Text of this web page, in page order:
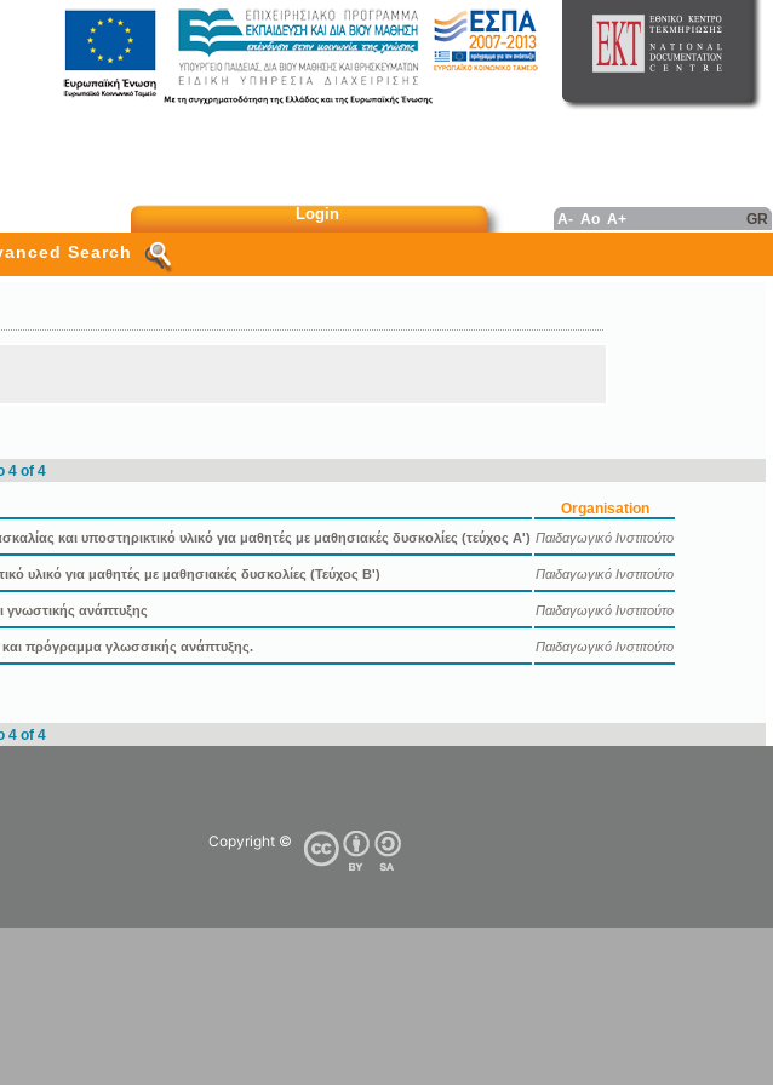
Login A- Ao A+ GR
Search
4 of 4
Organisation
και υποστηρικτικό υλικό για μαθητές με μαθησιακές δυσκολίες (τεύχος Α') Παιδαγωγικό Ινστιτούτο
υλικό για μαθητές με μαθησιακές δυσκολίες (Τεύχος Β') Παιδαγωγικό Ινστιτούτο
γνωστικής ανάπτυξης Παιδαγωγικό Ινστιτούτο
πρόγραμμα γλωσσικής ανάπτυξης. Παιδαγωγικό Ινστιτούτο
4 of 4